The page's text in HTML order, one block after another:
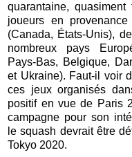
quarantaine,
joueurs en
(Canada, États-Unis),
nombreux pays
Pays-Bas, Belgique,
et Ukraine). Faut-il voir
ces jeux organisés
positif en vue de Paris
campagne pour son
le squash devrait être
Tokyo 2020.